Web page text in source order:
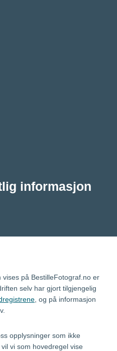
informasjon
på BestilleFotograf.no er
selv har gjort tilgjengelig
, og på informasjon
opplysninger som ikke
vi som hovedregel vise